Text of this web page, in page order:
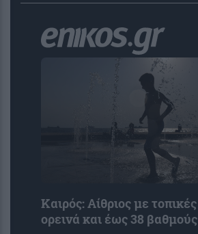
Καιρός: Αίθριος με
ορεινά και έως 38 βαθμούς